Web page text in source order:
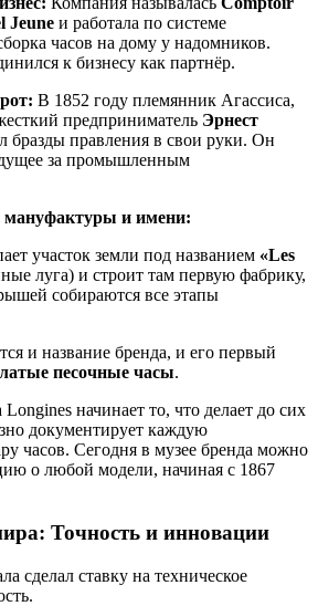
Jeune и работала по системе
часов на дому у надомников.
к бизнесу как партнёр.
В 1852 году племянник Агассиса,
предприниматель Эрнест
бразды правления в свои руки. Он
за промышленным
мануфактуры и имени:
участок земли под названием «Les
луга) и строит там первую фабрику,
собираются все этапы
и название бренда, и его первый
песочные часы.
начинает то, что делает до сих
документирует каждую
часов. Сегодня в музее бренда можно
о любой модели, начиная с 1867
Точность и инновации
сделал ставку на техническое